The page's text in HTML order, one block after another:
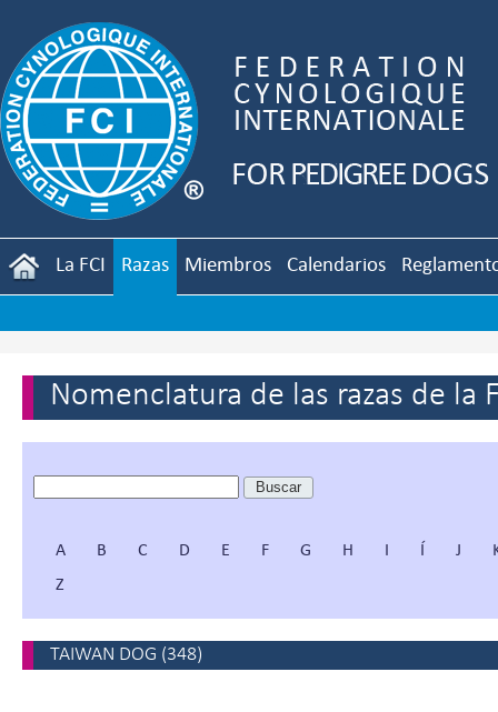
La FCI Razas Miembros Calendarios
Nomenclatura de las razas de la
A B C D E F G H I Í J
Z
TAIWAN DOG (348)